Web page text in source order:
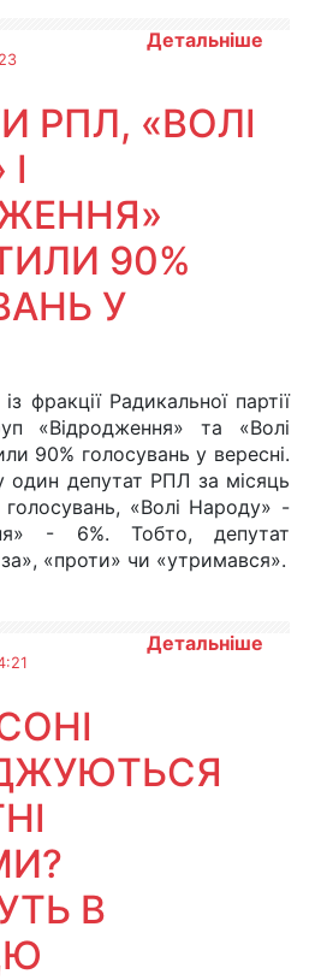
Детальніше
РПЛ, «ВОЛІ
90%
У
фракції Радикальної партії
«Відродження» та «Волі
90% голосувань у вересні.
один депутат РПЛ за місяць
«Волі Народу» -
- 6%. Тобто, депутат
«проти» чи «утримався».
Детальніше
В